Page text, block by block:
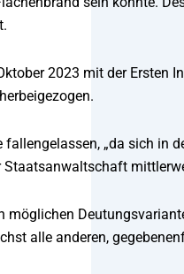
2023 mit der Ersten
„da sich in
Staatsanwaltschaft
möglichen
alle anderen,